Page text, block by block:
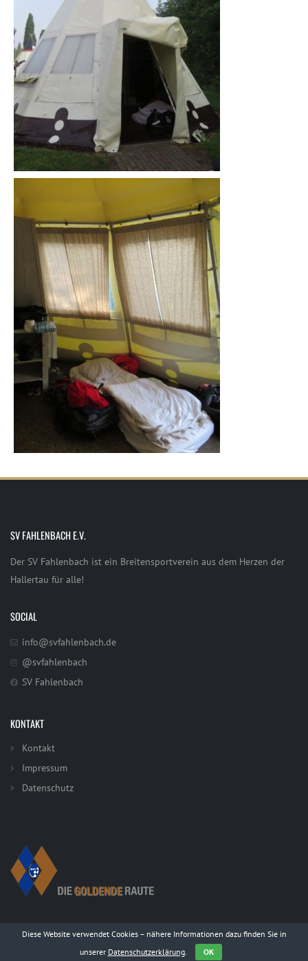
SV FAHLENBACH E.V.
Der SV Fahlenbach ist ein Breitensportverein aus dem Herzen der
Hallertau für alle!
SOCIAL
info@svfahlenbach.de
@svfahlenbach
SV Fahlenbach
KONTAKT
Kontakt
Impressum
Datenschutz
Diese Website verwendet Cookies – nähere Informationen dazu finden Sie in
unserer Datenschutzerklärung. OK